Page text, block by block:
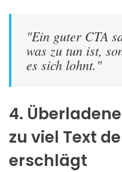
"Ein guter CTA
was zu tun ist,
es sich lohnt."
4.
zu viel Text
erschlägt